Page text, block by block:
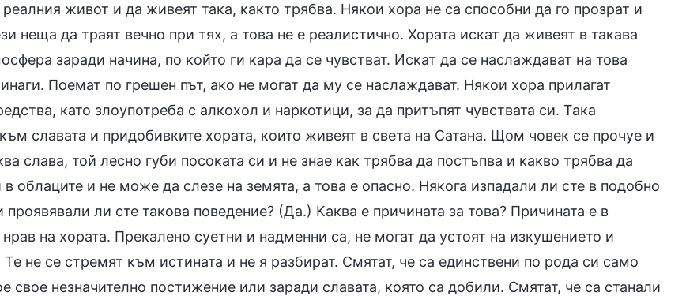
живот и да живеят така, както трябва. Някои хора не са способни да го прозрат и
неща да траят вечно при тях, а това не е реалистично. Хората искат да живеят в такава
заради начина, по който ги кара да се чувстват. Искат да се наслаждават на това
Поемат по грешен път, ако не могат да му се наслаждават. Някои хора прилагат
като злоупотреба с алкохол и наркотици, за да притъпят чувствата си. Така
славата и придобивките хората, които живеят в света на Сатана. Щом човек се прочуе и
слава, той лесно губи посоката си и не знае как трябва да постъпва и какво трябва да
облаците и не може да слезе на земята, а това е опасно. Някога изпадали ли сте в подобно
проявявали ли сте такова поведение? (Да.) Каква е причината за това? Причината е в
на хората. Прекалено суетни и надменни са, не могат да устоят на изкушението и
Те не се стремят към истината и не я разбират. Смятат, че са единствени по рода си само
свое незначително постижение или заради славата, която са добили. Смятат, че са станали